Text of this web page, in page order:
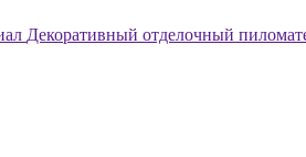
Декоративный отделочный